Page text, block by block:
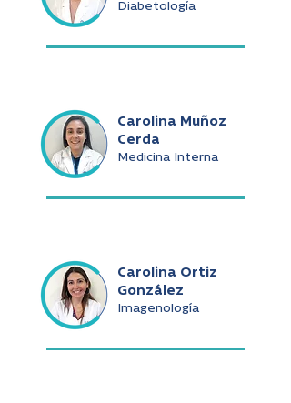
Diabetología
Carolina Muñoz
Cerda
Medicina Interna
Carolina Ortiz
González
Imagenología